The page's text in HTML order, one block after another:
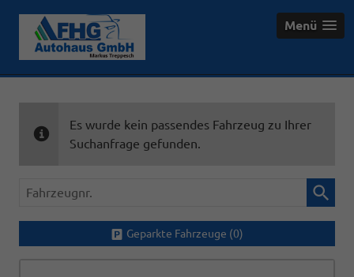
Menü
Es wurde kein passendes Fahrzeug zu Ihrer
Suchanfrage gefunden.
Fahrzeugnr.
Geparkte Fahrzeuge (0)